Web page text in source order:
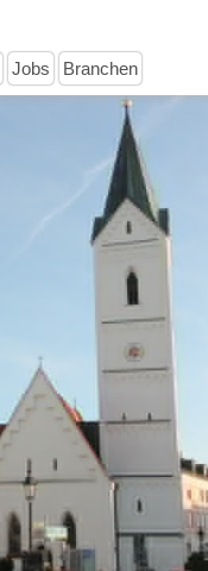
Jobs Branchen